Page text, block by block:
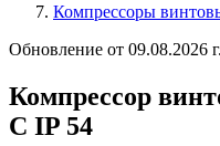
Компрессоры
Обновление от 09.08.2026 г.
Компрессор
C IP 54